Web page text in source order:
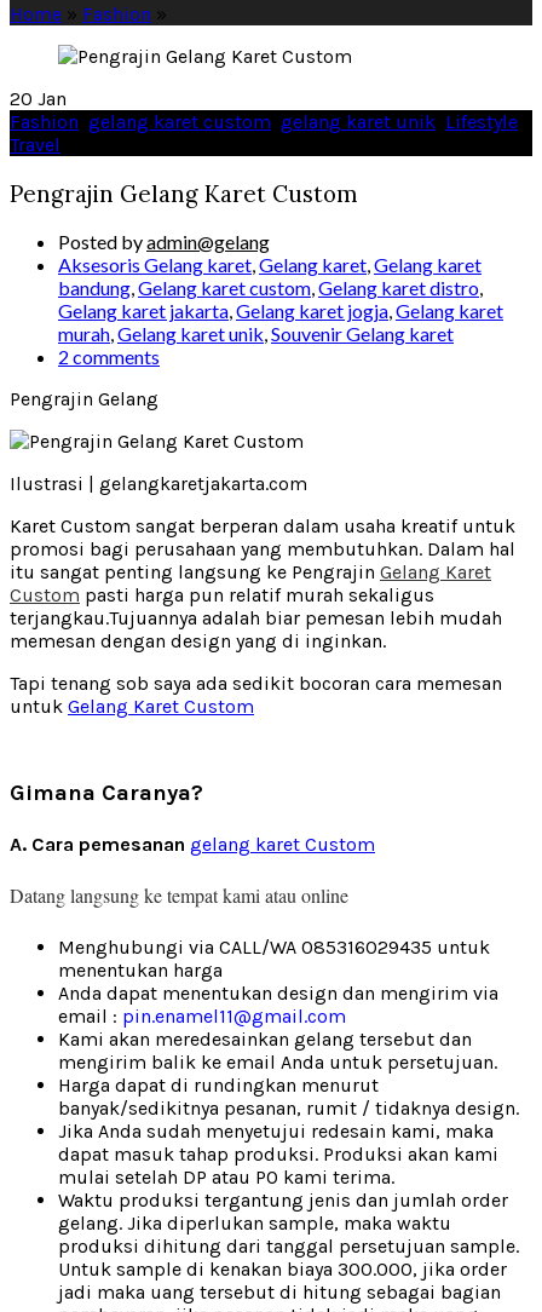
Home » Fashion »
20 Jan
Fashion gelang karet custom gelang karet unik Lifestyle
Travel
Pengrajin Gelang Karet Custom
Posted byadmin@gelang
Aksesoris Gelang karet,Gelang karet,Gelang karet
bandung,Gelang karet custom,Gelang karet distro,
Gelang karet jakarta,Gelang karet jogja,Gelang karet
murah,Gelang karet unik,Souvenir Gelang karet
2 comments
Pengrajin Gelang
Ilustrasi | gelangkaretjakarta.com
Karet Custom sangat berperan dalam usaha kreatif untuk
promosi bagi perusahaan yang membutuhkan. Dalam hal
itu sangat penting langsung ke Pengrajin Gelang Karet
Custom pasti harga pun relatif murah sekaligus
terjangkau.Tujuannya adalah biar pemesan lebih mudah
memesan dengan design yang di inginkan.
Tapi tenang sob saya ada sedikit bocoran cara memesan
untuk Gelang Karet Custom
Gimana Caranya?
A. Cara pemesanan gelang karet Custom
Datang langsung ke tempat kami atau online
Menghubungi via CALL/WA 085316029435 untuk
menentukan harga
Anda dapat menentukan design dan mengirim via
email : pin.enamel11@gmail.com
Kami akan meredesainkan gelang tersebut dan
mengirim balik ke email Anda untuk persetujuan.
Harga dapat di rundingkan menurut
banyak/sedikitnya pesanan, rumit / tidaknya design.
Jika Anda sudah menyetujui redesain kami, maka
dapat masuk tahap produksi. Produksi akan kami
mulai setelah DP atau PO kami terima.
Waktu produksi tergantung jenis dan jumlah order
gelang. Jika diperlukan sample, maka waktu
produksi dihitung dari tanggal persetujuan sample.
Untuk sample di kenakan biaya 300.000, jika order
jadi maka uang tersebut di hitung sebagai bagian